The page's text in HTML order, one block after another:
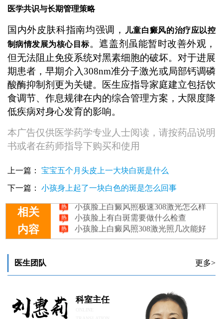
医学共识与长期管理策略
国内外皮肤科指南均强调，
儿童白癜风的治疗应以控
制病情发展为核心目标。遮盖剂虽能暂时改善外观，
但无法阻止免疫系统对黑素细胞的破坏。对于进展
期患者，早期介入308nm准分子激光或局部钙调磷
酸酶抑制剂更为关键。医生应指导家庭建立包括饮
食调节、作息规律在内的综合管理方案，大限度降
低疾病对身心发育的影响。
本广告仅供医学药学专业人士阅读，请按药品说明
书或者在药师指导下购买和使用
上一篇： 宝宝五个月头皮上一大块白斑是什么
下一篇： 小孩身上起了一块白色的斑是怎么回事
相关
内容
小孩脸上的白斑是怎么回事？
小孩脸上有白斑需要做什么检查
小孩脸上白癜风照308激光照几次能好
小孩脸上有白癜风能照308光吗
医生团队 更多>
科室主任